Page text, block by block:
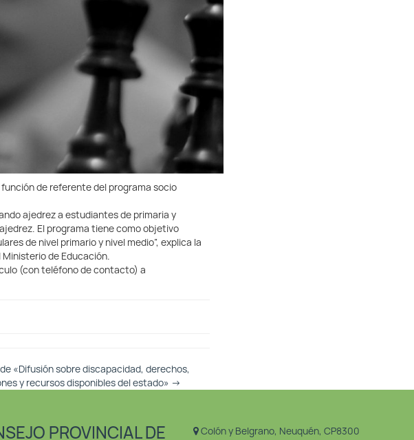
de referente del programa socio
ajedrez a estudiantes de primaria y
El programa tiene como objetivo
de nivel primario y nivel medio”, explica la
de Educación.
(con teléfono de contacto) a
«Difusión sobre discapacidad, derechos,
y recursos disponibles del estado» →
PROVINCIAL DE
Colón y Belgrano, Neuquén, CP8300